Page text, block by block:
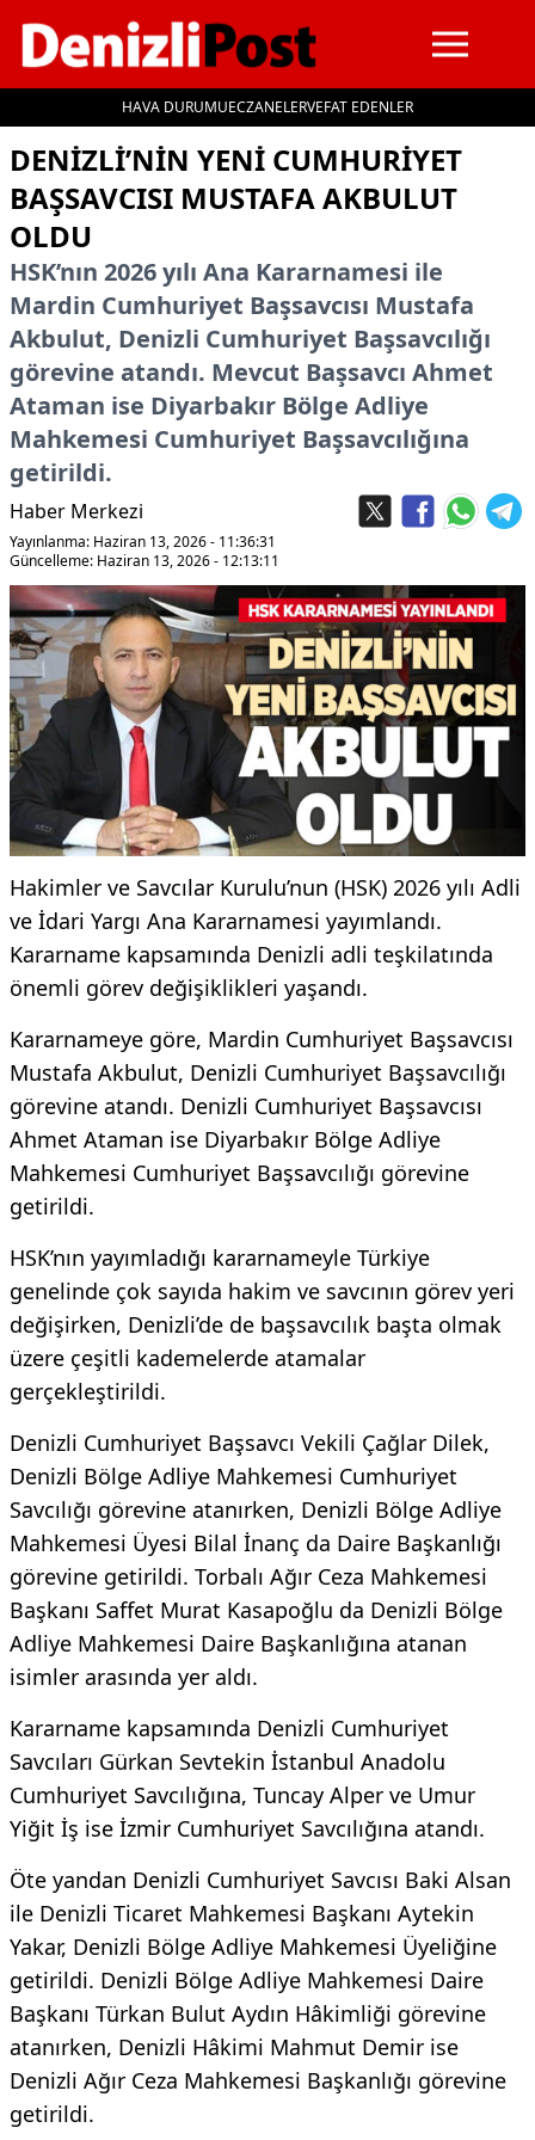
HAVA DURUMUECZANELERVEFAT EDENLER
İçeriğe geç
DENIZLI’NIN YENI CUMHURIYET
BAŞSAVCISI MUSTAFA AKBULUT
OLDU
HSK’nın 2026 yılı Ana Kararnamesi ile
Mardin Cumhuriyet Başsavcısı Mustafa
Akbulut, Denizli Cumhuriyet Başsavcılığı
görevine atandı. Mevcut Başsavcı Ahmet
Ataman ise Diyarbakır Bölge Adliye
Mahkemesi Cumhuriyet Başsavcılığına
getirildi.
Haber Merkezi
Yayınlanma: Haziran 13, 2026 - 11:36:31
Güncelleme: Haziran 13, 2026 - 12:13:11
Hakimler ve Savcılar Kurulu’nun (HSK) 2026 yılı Adli
ve İdari Yargı Ana Kararnamesi yayımlandı.
Kararname kapsamında Denizli adli teşkilatında
önemli görev değişiklikleri yaşandı.
Kararnameye göre, Mardin Cumhuriyet Başsavcısı
Mustafa Akbulut, Denizli Cumhuriyet Başsavcılığı
görevine atandı. Denizli Cumhuriyet Başsavcısı
Ahmet Ataman ise Diyarbakır Bölge Adliye
Mahkemesi Cumhuriyet Başsavcılığı görevine
getirildi.
HSK’nın yayımladığı kararnameyle Türkiye
genelinde çok sayıda hakim ve savcının görev yeri
değişirken, Denizli’de de başsavcılık başta olmak
üzere çeşitli kademelerde atamalar
gerçekleştirildi.
Denizli Cumhuriyet Başsavcı Vekili Çağlar Dilek,
Denizli Bölge Adliye Mahkemesi Cumhuriyet
Savcılığı görevine atanırken, Denizli Bölge Adliye
Mahkemesi Üyesi Bilal İnanç da Daire Başkanlığı
görevine getirildi. Torbalı Ağır Ceza Mahkemesi
Başkanı Saffet Murat Kasapoğlu da Denizli Bölge
Adliye Mahkemesi Daire Başkanlığına atanan
isimler arasında yer aldı.
Kararname kapsamında Denizli Cumhuriyet
Savcıları Gürkan Sevtekin İstanbul Anadolu
Cumhuriyet Savcılığına, Tuncay Alper ve Umur
Yiğit İş ise İzmir Cumhuriyet Savcılığına atandı.
Öte yandan Denizli Cumhuriyet Savcısı Baki Alsan
ile Denizli Ticaret Mahkemesi Başkanı Aytekin
Yakar, Denizli Bölge Adliye Mahkemesi Üyeliğine
getirildi. Denizli Bölge Adliye Mahkemesi Daire
Başkanı Türkan Bulut Aydın Hâkimliği görevine
atanırken, Denizli Hâkimi Mahmut Demir ise
Denizli Ağır Ceza Mahkemesi Başkanlığı görevine
getirildi.